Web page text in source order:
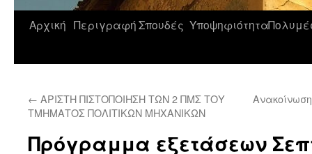
Μετάβαση
Αρχική ΠεριγραφήΣπουδές Υποψηφιότητα
← ΑΡΙΣΤΗ ΠΙΣΤΟΠΟΙΗΣΗ ΤΩΝ 2 ΠΜΣ ΤΟΥ
ΤΜΗΜΑΤΟΣ ΠΟΛΙΤΙΚΩΝ ΜΗΧΑΝΙΚΩΝ
Πρόγραμμα εξετάσεων